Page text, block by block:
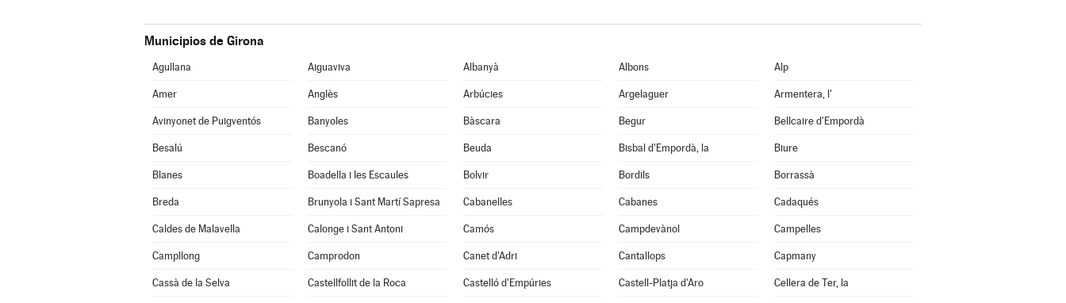
Municipios de Girona
Agullana Aiguaviva Albanyà Albons Alp
Amer Anglès Arbúcies Argelaguer Armentera, l'
Avinyonet de Puigventós Banyoles Bàscara Begur Bellcaire d'Empordà
Besalú Bescanó Beuda Bisbal d'Empordà, la Biure
Blanes Boadella i les Escaules Bolvir Bordils Borrassà
Breda Brunyola i Sant Martí Sapresa Cabanelles Cabanes Cadaqués
Caldes de Malavella Calonge i Sant Antoni Camós Campdevànol Campelles
Campllong Camprodon Canet d'Adri Cantallops Capmany
Cassà de la Selva Castellfollit de la Roca Castelló d'Empúries Castell-Platja d'Aro Cellera de Ter, la